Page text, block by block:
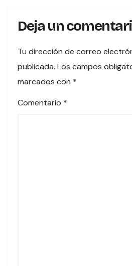
Deja un
Tu dirección de correo
publicada. Los campos
marcados con *
Comentario *